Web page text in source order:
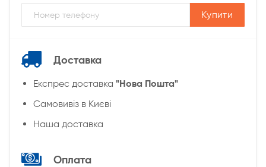
Купити
Доставка
Експрес доставка "Нова Пошта"
Cамовивіз в Києві
Наша доставка
Оплата